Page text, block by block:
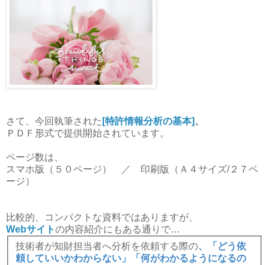
さて、今回執筆された [特許情報分析の基本]、
ＰＤＦ形式で提供開始されています。
ページ数は、
スマホ版（５０ページ） ／ 印刷版（Ａ４サイズ/２７ペ
ージ）
比較的、コンパクトな資料ではありますが、
Webサイトの内容紹介にもある通りで…
技術者が知財担当者へ分析を依頼する際の、「どう依
頼していいかわからない」「何がわかるようになるの